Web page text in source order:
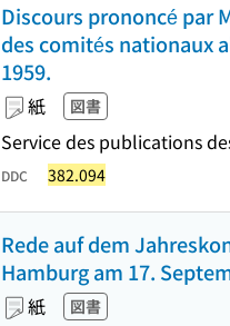
Discours prononcé par
des comités nationaux
1959.
紙 図書
Service des publications
DDC 382.094
Rede auf dem
Hamburg am 17.
紙 図書